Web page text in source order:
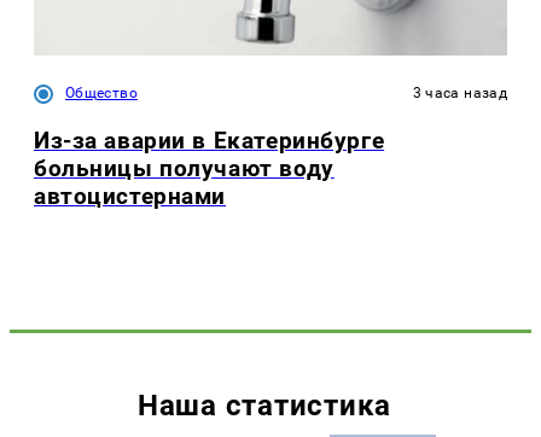
Общество 3 часа назад
Из-за аварии в Екатеринбурге
больницы получают воду
автоцистернами
Наша статистика